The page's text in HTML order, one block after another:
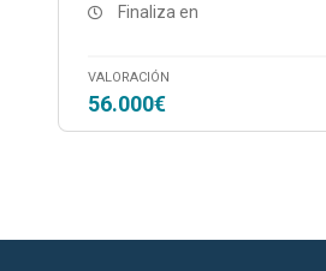
Finaliza en
VALORACIÓN
56.000€